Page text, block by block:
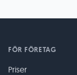
FÖR FÖRETAG
Priser